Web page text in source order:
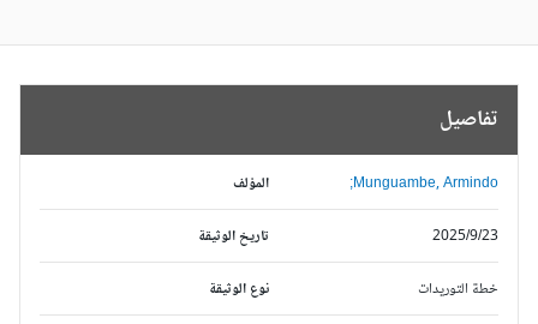
تفاصيل
المؤلف Munguambe, Armindo;
تاريخ الوثيقة 2025/9/23
نوع الوثيقة خطة التوريدات